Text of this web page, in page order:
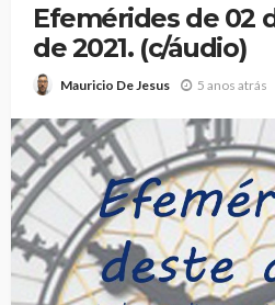
Efemérides de 02
de 2021. (c/áudio)
Mauricio De Jesus 5 anos atrás